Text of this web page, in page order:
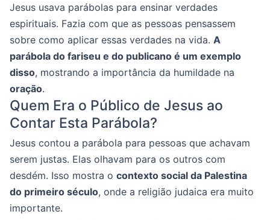
Jesus usava parábolas para ensinar verdades
espirituais. Fazia com que as pessoas pensassem
sobre como aplicar essas verdades na vida. A
parábola do fariseu e do publicano é um exemplo
disso, mostrando a importância da humildade na
oração.
Quem Era o Público de Jesus ao
Contar Esta Parábola?
Jesus contou a parábola para pessoas que achavam
serem justas. Elas olhavam para os outros com
desdém. Isso mostra o contexto social da Palestina
do primeiro século, onde a religião judaica era muito
importante.